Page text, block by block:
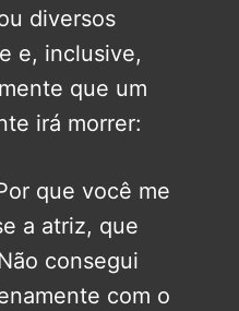
diversos
e, inclusive,
que um
irá morrer:
que você me
a atriz, que
consegui
com o